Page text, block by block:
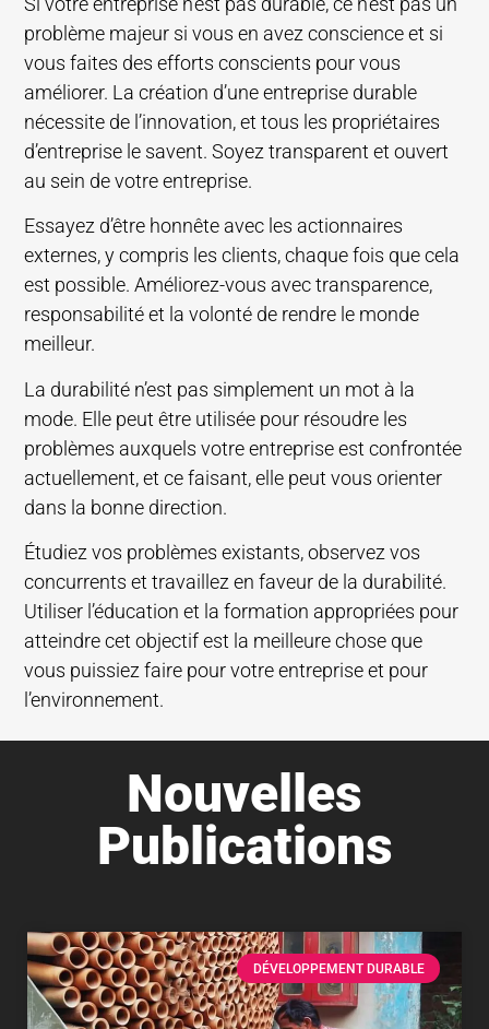
problème majeur si vous en avez conscience et si
vous faites des efforts conscients pour vous
améliorer. La création d’une entreprise durable
nécessite de l’innovation, et tous les propriétaires
d’entreprise le savent. Soyez transparent et ouvert
au sein de votre entreprise.
Essayez d’être honnête avec les actionnaires
externes, y compris les clients, chaque fois que cela
est possible. Améliorez-vous avec transparence,
responsabilité et la volonté de rendre le monde
meilleur.
La durabilité n’est pas simplement un mot à la
mode. Elle peut être utilisée pour résoudre les
problèmes auxquels votre entreprise est confrontée
actuellement, et ce faisant, elle peut vous orienter
dans la bonne direction.
Étudiez vos problèmes existants, observez vos
concurrents et travaillez en faveur de la durabilité.
Utiliser l’éducation et la formation appropriées pour
atteindre cet objectif est la meilleure chose que
vous puissiez faire pour votre entreprise et pour
l’environnement.
Nouvelles
Publications
DÉVELOPPEMENT DURABLE